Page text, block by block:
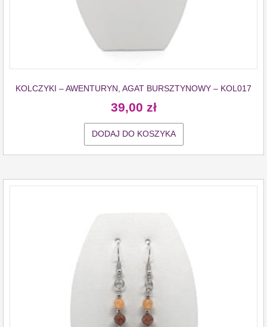
KOLCZYKI – AWENTURYN, AGAT BURSZTYNOWY – KOL017
39,00 zł
DODAJ DO KOSZYKA